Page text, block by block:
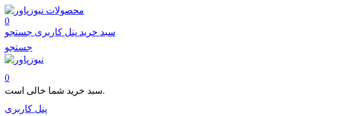
محصولات
0
سبد خرید پنل کاربری جستجو
جستجو
0
سبد خرید شما خالی است.
پنل کاربری